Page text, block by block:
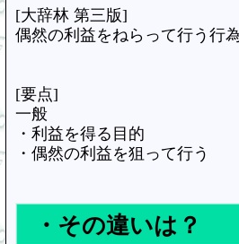
[大辞林 第三版]
偶然の利益をねらって行う行為
[要点]
一般
・利益を得る目的
・偶然の利益を狙って行う
・その違いは？